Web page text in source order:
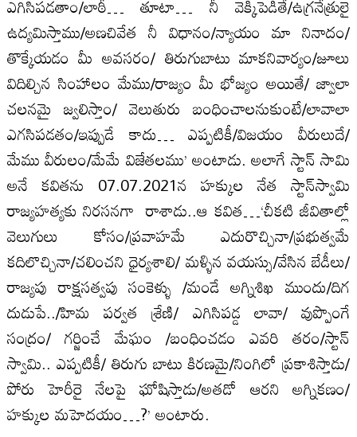
ఉద్యమిస్తాము/అణచివేత నీ విధానం/న్యాయం మా నినాదం/
తొక్కేయడం మీ అవసరం/ తిరుగుబాటు మాకనివార్యం/జూలు
విదిల్చిన సింహాలం మేము/రాజ్యం మీ భోజ్యం అయితే/ జ్వాలా
చలనమై జ్వలిస్తాం/ వెలుతురు బంధించాలనుకుంటే/లావాలా
ఎగసిపడతం/ఇప్పుడే కాదు… ఎప్పటికీ/విజయం వీరులుదే/
మేము వీరులం/మేమే విజేతలము’ అంటాడు. అలాగే స్టాన్‌ సామి
అనే కవితను 07.07.2021న హక్కుల నేత స్టాన్‌స్వామి
రాజ్యహత్యకు నిరసనగా రాశాడు..ఆ కవిత…‘చీకటి జీవితాల్లో
వెలుగులు కోసం/ప్రవాహమే ఎదురొచ్చినా/ప్రభుత్వమే
కదిలొచ్చినా/చలించని ధైర్యశాలి/ మళ్ళిన వయస్సు/వేసిన బేడీలు/
రాజ్యపు రాక్షసత్వపు సంకెళ్ళు /మండే అగ్నిశిఖ ముందు/దిగ
దుడుపే../హిమ పర్వత శ్రేణి/ ఎగిసిపడ్డ లావా/ వుప్పొంగే
సంద్రం/ గర్జించే మేఘం /బంధించడం ఎవరి తరం/స్టాన్‌
స్వామి.. ఎప్పటికీ/ తిరుగు బాటు కిరణమై/నింగిలో ప్రకాశిస్తాడు/
పోరు హెరీరై నేలపై ఘోషిస్తాడు/అతడో ఆరని అగ్నికణం/
హక్కుల మహెదయం…?’ అంటారు.